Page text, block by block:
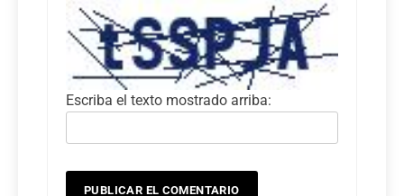
Escriba el texto mostrado arriba: